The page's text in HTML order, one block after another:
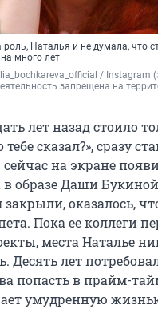
Наталья и не думала, что
много лет
/ Instagram
запрещена на
лет назад стоило
сказал?», сразу
на экране
образе Даши
закрыли, оказалось,
Пока ее коллеги
места Наталье
Десять лет
попасть в прайм-
умудренную